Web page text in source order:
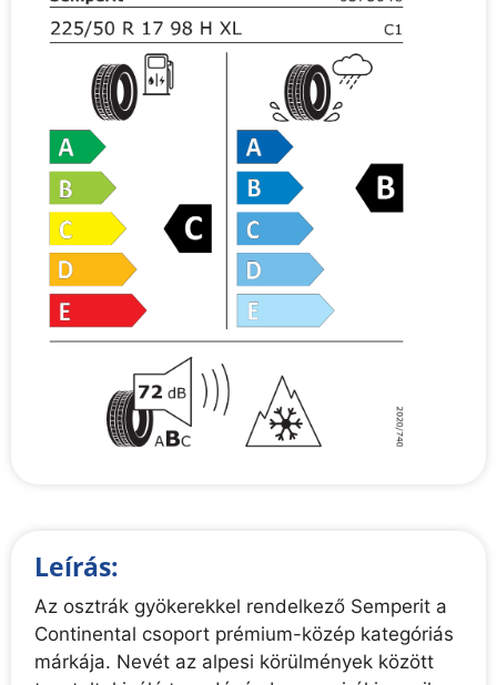
Leírás:
Az osztrák gyökerekkel rendelkező Semperit a
Continental csoport prémium-közép kategóriás
márkája. Nevét az alpesi körülmények között